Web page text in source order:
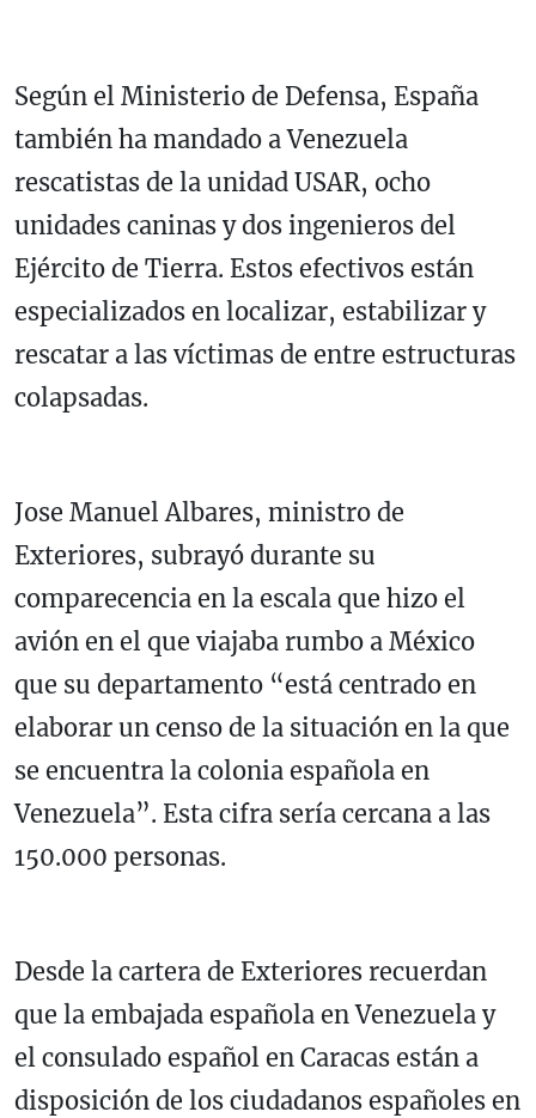
Según el Ministerio de Defensa, España
también ha mandado a Venezuela
rescatistas de la unidad USAR, ocho
unidades caninas y dos ingenieros del
Ejército de Tierra. Estos efectivos están
especializados en localizar, estabilizar y
rescatar a las víctimas de entre estructuras
colapsadas.
Jose Manuel Albares, ministro de
Exteriores, subrayó durante su
comparecencia en la escala que hizo el
avión en el que viajaba rumbo a México
que su departamento “está centrado en
elaborar un censo de la situación en la que
se encuentra la colonia española en
Venezuela”. Esta cifra sería cercana a las
150.000 personas.
Desde la cartera de Exteriores recuerdan
que la embajada española en Venezuela y
el consulado español en Caracas están a
disposición de los ciudadanos españoles en